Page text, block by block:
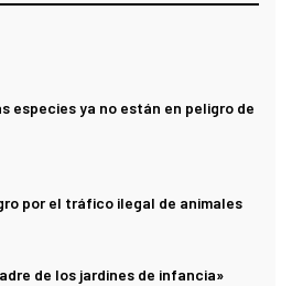
especies ya no están en peligro de
por el tráfico ilegal de animales
de los jardines de infancia»